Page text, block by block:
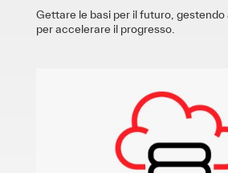
Gettare le basi per il futuro,
per accelerare il progresso.